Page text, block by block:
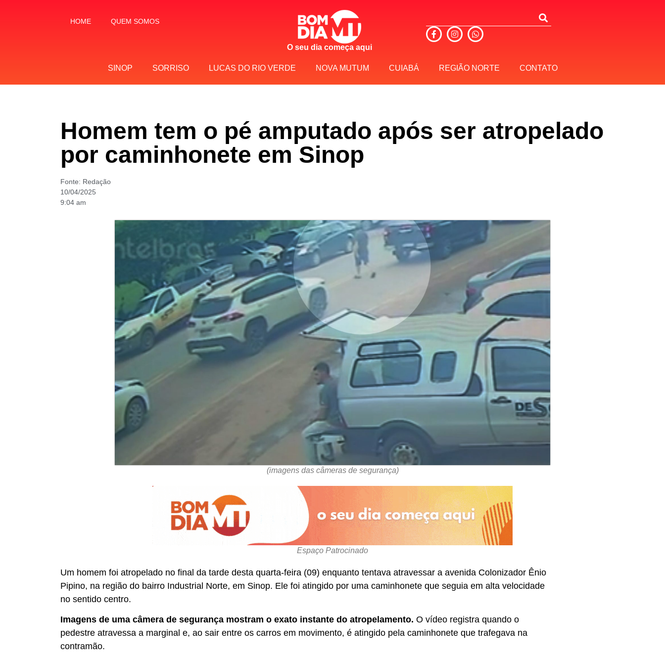
HOME QUEM SOMOS
O seu dia começa aqui
SINOP SORRISO LUCAS DO RIO VERDE NOVA MUTUM CUIABÁ REGIÃO NORTE CONTATO
Homem tem o pé amputado após ser atropelado
por caminhonete em Sinop
Fonte: Redação
10/04/2025
9:04 am
(imagens das câmeras de segurança)
Espaço Patrocinado
Um homem foi atropelado no final da tarde desta quarta-feira (09) enquanto tentava atravessar a avenida Colonizador Ênio
Pipino, na região do bairro Industrial Norte, em Sinop. Ele foi atingido por uma caminhonete que seguia em alta velocidade
no sentido centro.
Imagens de uma câmera de segurança mostram o exato instante do atropelamento. O vídeo registra quando o
pedestre atravessa a marginal e, ao sair entre os carros em movimento, é atingido pela caminhonete que trafegava na
contramão.